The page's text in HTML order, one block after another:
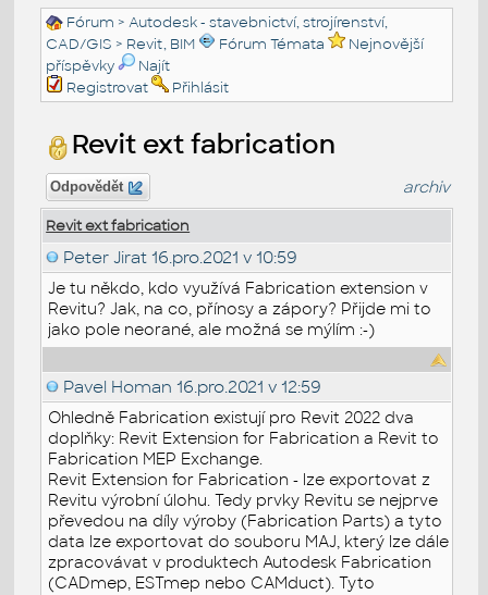
Fórum >Autodesk - stavebnictví, strojírenství,
CAD/GIS > Revit, BIM Fórum Témata
Nejnovější
příspěvky
Najít
Registrovat
Přihlásit
Revit ext fabrication
Odpovědět archiv
Revit ext fabrication
Peter Jirat 16.pro.2021 v 10:59
Je tu někdo, kdo využívá Fabrication extension v
Revitu? Jak, na co, přínosy a zápory? Přijde mi to
jako pole neorané, ale možná se mýlím :-)
Pavel Homan 16.pro.2021 v 12:59
Ohledně Fabrication existují pro Revit 2022 dva
doplňky: Revit Extension for Fabrication a Revit to
Fabrication MEP Exchange.
Revit Extension for Fabrication - lze exportovat z
Revitu výrobní úlohu. Tedy prvky Revitu se nejprve
převedou na díly výroby (Fabrication Parts) a tyto
data lze exportovat do souboru MAJ, který lze dále
zpracovávat v produktech Autodesk Fabrication
(CADmep, ESTmep nebo CAMduct). Tyto